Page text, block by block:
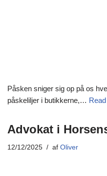
Påsken sniger sig op på os
påskeliljer i butikkerne,…
Advokat i
12/12/2025 af Oliver